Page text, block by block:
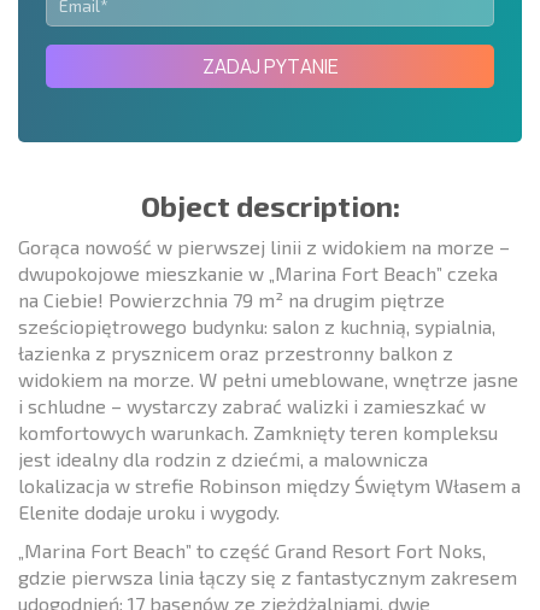
ZADAJ PYTANIE
Object description:
Gorąca nowość w pierwszej linii z widokiem na morze –
dwupokojowe mieszkanie w „Marina Fort Beach” czeka
na Ciebie! Powierzchnia 79 m² na drugim piętrze
sześciopiętrowego budynku: salon z kuchnią, sypialnia,
łazienka z prysznicem oraz przestronny balkon z
widokiem na morze. W pełni umeblowane, wnętrze jasne
i schludne – wystarczy zabrać walizki i zamieszkać w
komfortowych warunkach. Zamknięty teren kompleksu
jest idealny dla rodzin z dziećmi, a malownicza
lokalizacja w strefie Robinson między Świętym Własem a
Elenite dodaje uroku i wygody.
„Marina Fort Beach” to część Grand Resort Fort Noks,
gdzie pierwsza linia łączy się z fantastycznym zakresem
udogodnień: 17 basenów ze zjeżdżalniami, dwie